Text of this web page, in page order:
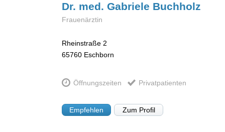
Dr. med. Gabriele Buchholz
Frauenärztin
Rheinstraße 2
65760 Eschborn
Öffnungszeiten Privatpatienten
Empfehlen Zum Profil